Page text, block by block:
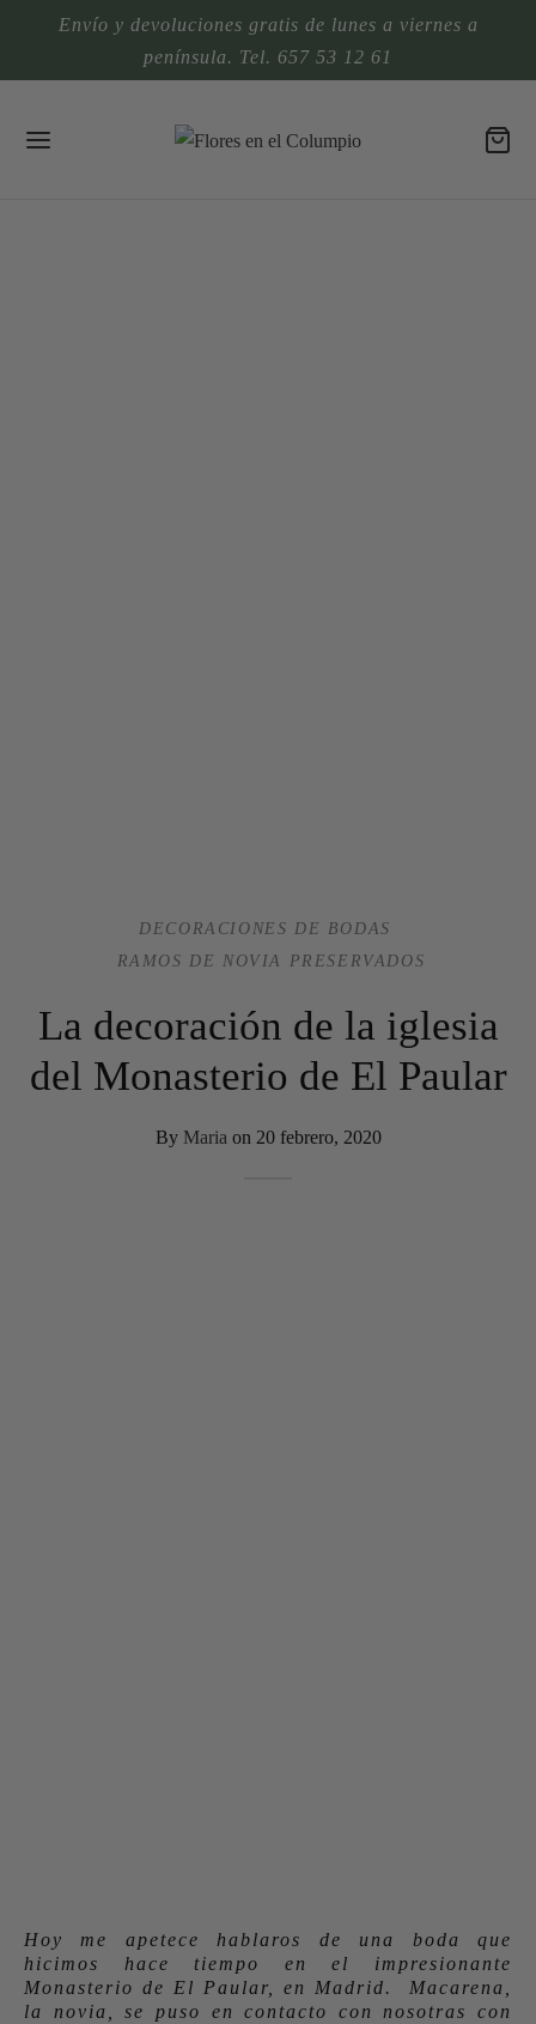
Envío y devoluciones gratis de lunes a viernes a
península. Tel. 657 53 12 61
DECORACIONES DE BODAS
RAMOS DE NOVIA PRESERVADOS
La decoración de la iglesia
del Monasterio de El Paular
By Maria on 20 febrero, 2020
Hoy me apetece hablaros de una boda que
hicimos hace tiempo en el impresionante
Monasterio de El Paular, en Madrid. Macarena,
la novia, se puso en contacto con nosotras con